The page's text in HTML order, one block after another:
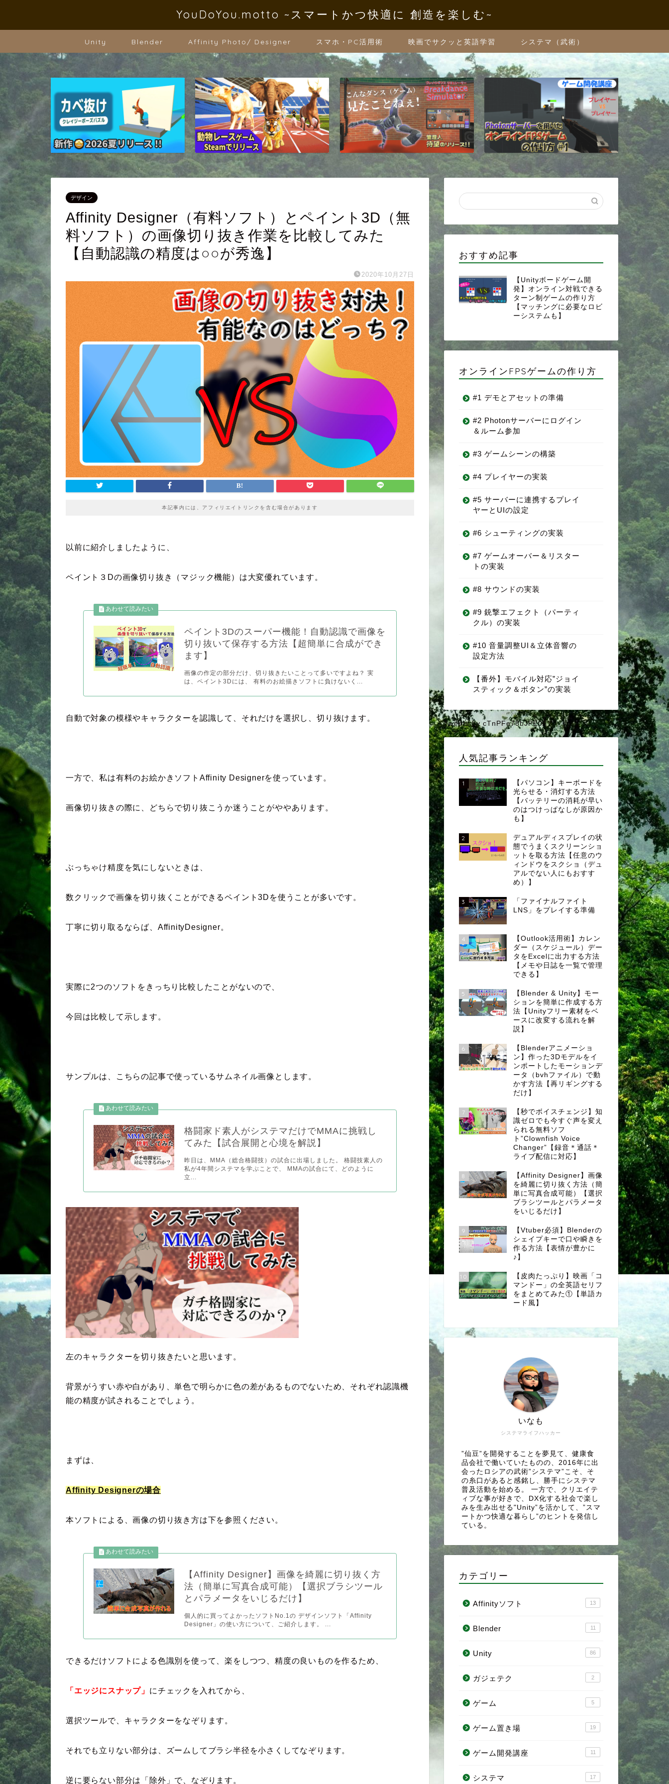
YouDoYou.motto ~スマートかつ快適に 創造を楽しむ~
Unity Blender Affinity Photo/ Designer スマホ・PC活用術 映画でサクッと英語学習 システマ（武術）
デザイン
Affinity Designer（有料ソフト）とペイント3D（無
料ソフト）の画像切り抜き作業を比較してみた
【自動認識の精度は○○が秀逸】
2020年10月27日
本記事内には、アフィリエイトリンクを含む場合があります
以前に紹介しましたように、
ペイント３Dの画像切り抜き（マジック機能）は大変優れています。
ペイント3Dのスーパー機能！自動認識で画像を
切り抜いて保存する方法【超簡単に合成ができ
ます】
画像の作定の部分だけ、切り抜きたいことって多いですよね？ 実
は、ペイント3Dには、 有料のお絵描きソフトに負けないく...
自動で対象の模様やキャラクターを認識して、それだけを選択し、切り抜けます。
一方で、私は有料のお絵かきソフトAffinity Designerを使っています。
画像切り抜きの際に、どちらで切り抜こうか迷うことがややあります。
ぶっちゃけ精度を気にしないときは、
数クリックで画像を切り抜くことができるペイント3Dを使うことが多いです。
丁寧に切り取るならば、AffinityDesigner。
実際に2つのソフトをきっちり比較したことがないので、
今回は比較して示します。
サンプルは、こちらの記事で使っているサムネイル画像とします。
格闘家ド素人がシステマだけでMMAに挑戦し
てみた【試合展開と心境を解説】
昨日は、MMA（総合格闘技）の試合に出場しました。 格闘技素人の
私が4年間システマを学ぶことで、 MMAの試合にて、どのように
立...
左のキャラクターを切り抜きたいと思います。
背景がうすい赤や白があり、単色で明らかに色の差があるものでないため、それぞれ認識機
能の精度が試されることでしょう。
まずは、
Affinity Designerの場合
本ソフトによる、画像の切り抜き方は下を参照ください。
【Affinity Designer】画像を綺麗に切り抜く方
法（簡単に写真合成可能）【選択ブラシツール
とパラメータをいじるだけ】
個人的に買ってよかったソフトNo.1の デザインソフト「Affinity
Designer」の使い方について、ご紹介します。 ...
できるだけソフトによる色識別を使って、楽をしつつ、精度の良いものを作るため、
「エッジにスナップ」 にチェックを入れてから、
選択ツールで、キャラクターをなぞります。
それでも立りない部分は、ズームしてブラシ半径を小さくしてなぞります。
逆に要らない部分は「除外」で、なぞります。
おすすめ記事
【Unityボードゲーム開
発】オンライン対戦できる
ターン制ゲームの作り方
【マッチングに必要なロビ
ーシステムも】
オンラインFPSゲームの作り方
#1 デモとアセットの準備
#2 Photonサーバーにログイン
＆ルーム参加
#3 ゲームシーンの構築
#4 プレイヤーの実装
#5 サーバーに連携するプレイ
ヤーとUIの設定
#6 シューティングの実装
#7 ゲームオーバー＆リスター
トの実装
#8 サウンドの実装
#9 銃撃エフェクト（パーティ
クル）の実装
#10 音量調整UI＆立体音響の
設定方法
【番外】モバイル対応”ジョイ
スティック＆ボタン”の実装
Tweets by cTnPFe78bJPE0FY
人気記事ランキング
1
【パソコン】キーボードを
光らせる・消灯する方法
【バッテリーの消耗が早い
のはつけっぱなしが原因か
も】
2
デュアルディスプレイの状
態でうまくスクリーンショ
ットを取る方法【任意のウ
ィンドウをスクショ（デュ
アルでない人にもおすす
め）】
3
「ファイナルファイト
LNS」をプレイする準備
4
【Outlook活用術】カレン
ダー（スケジュール）デー
タをExcelに出力する方法
【メモや日誌を一覧で管理
できる】
5
【Blender & Unity】モー
ションを簡単に作成する方
法【Unityフリー素材をベ
ースに改変する流れを解
説】
6
【Blenderアニメーショ
ン】作った3Dモデルをイ
ンポートしたモーションデ
ータ（bvhファイル）で動
かす方法【再リギングする
だけ】
7
【秒でボイスチェンジ】知
識ゼロでも今すぐ声を変え
られる無料ソフ
ト”Clownfish Voice
Changer”【録音＊通話＊
ライブ配信に対応】
8
【Affinity Designer】画像
を綺麗に切り抜く方法（簡
単に写真合成可能）【選択
ブラシツールとパラメータ
をいじるだけ】
9
【Vtuber必須】Blenderの
シェイプキーで口や瞬きを
作る方法【表情が豊かに
♪】
10
【皮肉たっぷり】映画「コ
マンドー」の全英語セリフ
をまとめてみた①【単語カ
ード風】
システマライフハッカー
いなも
”仙豆”を開発することを夢見て、健康食
品会社で働いていたものの、2016年に出
会ったロシアの武術”システマ”こそ、そ
の糸口があると感銘し、勝手にシステマ
普及活動を始める。 一方で、クリエイテ
ィブな事が好きで、DX化する社会で楽し
みを生み出せる"Unity”を活かして、”スマ
ートかつ快適な暮らし”のヒントを発信し
ている。
カテゴリー
Affinityソフト 13
Blender 11
Unity 86
ガジェテク 2
ゲーム 5
ゲーム置き場 19
ゲーム開発講座 11
システマ 17